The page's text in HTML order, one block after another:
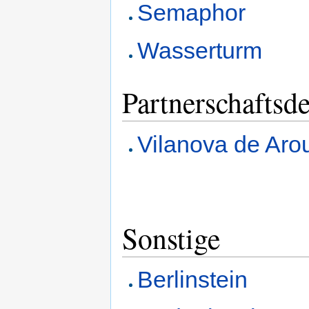
Semaphor
Wasserturm
Vilanova de
Sonstige
Berlinstein